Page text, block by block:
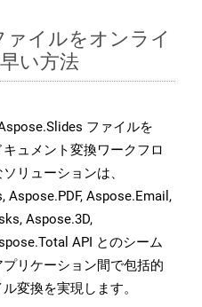
イルをオンライ
い方法
ファイルを
ュメント変換ワークフロ
リューションは、
Aspose.PDF, Aspose.Email,
Aspose.3D,
API とのシーム
リケーション間で包括的
変換を実現します。